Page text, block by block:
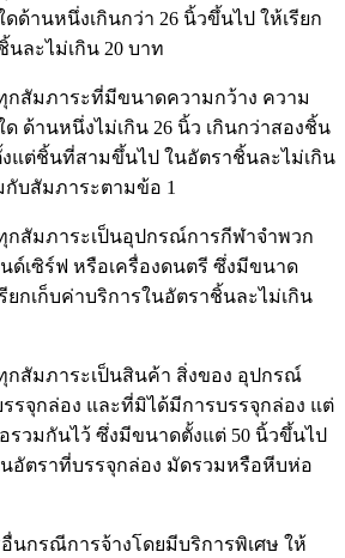
ด้านหนึ่งเกินกว่า 26 นิ้วขึ้นไป ให้เรียก
นละไม่เกิน 20 บาท
กสัมภาระที่มีขนาดความกว้าง ความ
ด้านหนึ่งไม่เกิน 26 นิ้ว เกินกว่าสองชิ้น
งแต่ชิ้นที่สามขึ้นไป ในอัตราชิ้นละไม่เกิน
กับสัมภาระตามข้อ 1
กสัมภาระเป็นอุปกรณ์การกีฬาจำพวก
ด์เซิร์ฟ หรือเครื่องดนตรี ซึ่งมีขนาด
ยกเก็บค่าบริการในอัตราชิ้นละไม่เกิน
กสัมภาระเป็นสินค้า สิ่งของ อุปกรณ์
รรจุกล่อง และที่มิได้มีการบรรจุกล่อง แต่
วมกันไว้ ซึ่งมีขนาดตั้งแต่ 50 นิ้วขึ้นไป
นอัตราที่บรรจุกล่อง มัดรวมหรือหีบห่อ
อื่นกรณีการจ้างโดยมีบริการพิเศษ ให้